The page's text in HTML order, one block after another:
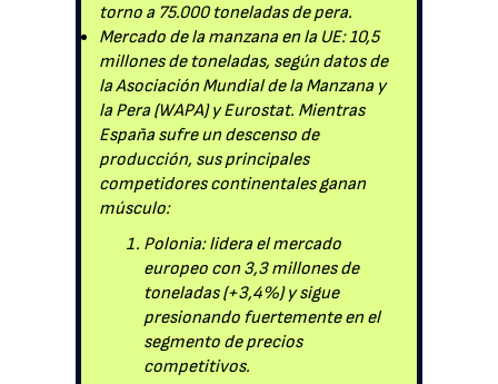
torno a 75.000 toneladas de pera.
Mercado de la manzana en la UE: 10,5
millones de toneladas, según datos de
la Asociación Mundial de la Manzana y
la Pera (WAPA) y Eurostat. Mientras
España sufre un descenso de
producción, sus principales
competidores continentales ganan
músculo:
Polonia: lidera el mercado
europeo con 3,3 millones de
toneladas (+3,4%) y sigue
presionando fuertemente en el
segmento de precios
competitivos.